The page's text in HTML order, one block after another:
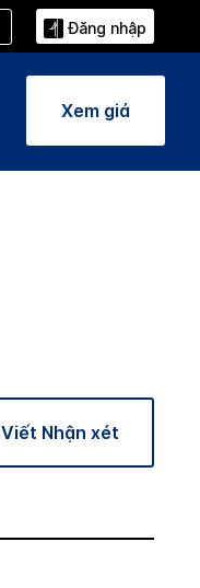
Đăng nhập
Xem giá
Viết Nhận xét